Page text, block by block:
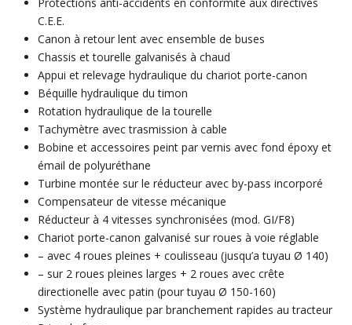
C.E.E.
Canon à retour lent avec ensemble de buses
Chassis et tourelle galvanisés à chaud
Appui et relevage hydraulique du chariot porte-canon
Béquille hydraulique du timon
Rotation hydraulique de la tourelle
Tachymètre avec trasmission à cable
Bobine et accessoires peint par vernis avec fond époxy et
émail de polyuréthane
Turbine montée sur le réducteur avec by-pass incorporé
Compensateur de vitesse mécanique
Réducteur à 4 vitesses synchronisées (mod. GI/F8)
Chariot porte-canon galvanisé sur roues à voie réglable
– avec 4 roues pleines + coulisseau (jusqu’a tuyau Ø 140)
– sur 2 roues pleines larges + 2 roues avec crête
directionelle avec patin (pour tuyau Ø 150-160)
Système hydraulique par branchement rapides au tracteur